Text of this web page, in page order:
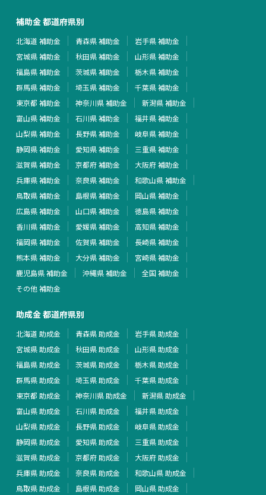
補助金 都道府県別
北海道 補助金 青森県 補助金
岩手県 補助金
宮城県 補助金
秋田県 補助金
山形県 補助金
福島県 補助金
茨城県 補助金
栃木県 補助金
群馬県 補助金
埼玉県 補助金
千葉県 補助金
東京都 補助金
神奈川県 補助金
新潟県 補助金
富山県 補助金
石川県 補助金
福井県 補助金
山梨県 補助金
長野県 補助金
岐阜県 補助金
静岡県 補助金
愛知県 補助金
三重県 補助金
滋賀県 補助金
京都府 補助金
大阪府 補助金
兵庫県 補助金
奈良県 補助金
和歌山県 補助金
鳥取県 補助金
島根県 補助金
岡山県 補助金
広島県 補助金
山口県 補助金
徳島県 補助金
香川県 補助金
愛媛県 補助金
高知県 補助金
福岡県 補助金
佐賀県 補助金
長崎県 補助金
熊本県 補助金
大分県 補助金
宮崎県 補助金
鹿児島県 補助金
沖縄県 補助金
全国 補助金
その他 補助金
助成金 都道府県別
北海道 助成金 青森県 助成金
岩手県 助成金
宮城県 助成金
秋田県 助成金
山形県 助成金
福島県 助成金
茨城県 助成金
栃木県 助成金
群馬県 助成金
埼玉県 助成金
千葉県 助成金
東京都 助成金
神奈川県 助成金
新潟県 助成金
富山県 助成金
石川県 助成金
福井県 助成金
山梨県 助成金
長野県 助成金
岐阜県 助成金
静岡県 助成金
愛知県 助成金
三重県 助成金
滋賀県 助成金
京都府 助成金
大阪府 助成金
兵庫県 助成金
奈良県 助成金
和歌山県 助成金
鳥取県 助成金
島根県 助成金
岡山県 助成金